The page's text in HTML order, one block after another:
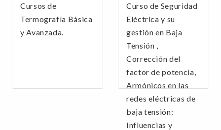
Cursos de
Termografía Básica
y Avanzada.
Curso de Seguridad
Eléctrica y su
gestión en Baja
Tensión ,
Corrección del
factor de potencia,
Armónicos en las
redes eléctricas de
baja tensión:
Influencias y